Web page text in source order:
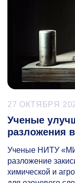
27 ОКТЯБРЯ
Ученые
разложения
Ученые НИТУ
разложение
химической и